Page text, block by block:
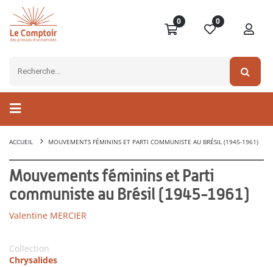
0 0
ACCUEIL MOUVEMENTS FÉMININS ET PARTI COMMUNISTE AU BRÉSIL (1945-1961)
Mouvements féminins et Parti
communiste au Brésil (1945-1961)
Valentine MERCIER
Collection
Chrysalides